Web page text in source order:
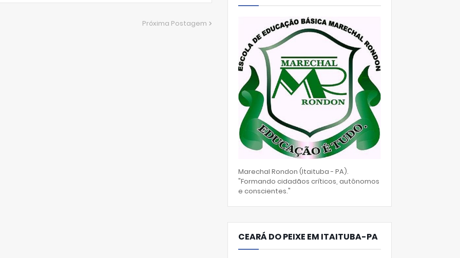
Próxima Postagem
Marechal Rondon (Itaituba - PA).
"Formando cidadãos críticos, autônomos
e conscientes."
CEARÁ DO PEIXE EM ITAITUBA-PA